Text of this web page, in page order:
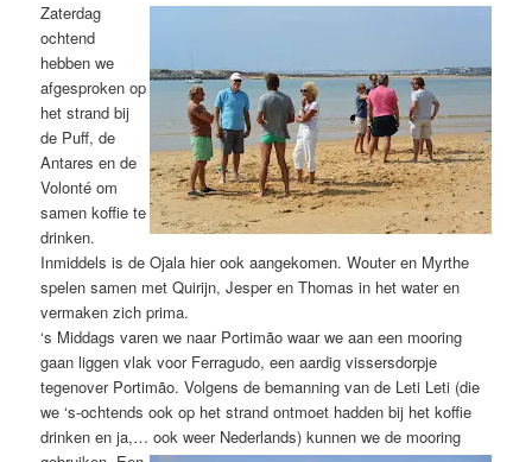
Zaterdag
ochtend
hebben we
afgesproken op
het strand bij
de Puff, de
Antares en de
Volonté om
samen koffie te
drinken.
Inmiddels is de Ojala hier ook aangekomen. Wouter en Myrthe
spelen samen met Quirijn, Jesper en Thomas in het water en
vermaken zich prima.
‘s Middags varen we naar Portimão waar we aan een mooring
gaan liggen vlak voor Ferragudo, een aardig vissersdorpje
tegenover Portimão. Volgens de bemanning van de Leti Leti (die
we ‘s-ochtends ook op het strand ontmoet hadden bij het koffie
drinken en ja,… ook weer Nederlands) kunnen we de mooring